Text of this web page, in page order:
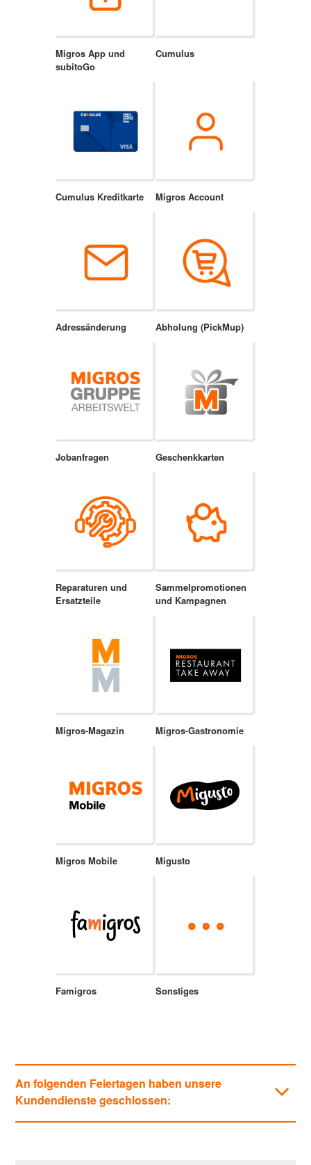
Migros App und
subitoGo
Cumulus
Cumulus Kreditkarte Migros Account
Adressänderung Abholung (PickMup)
Jobanfragen Geschenkkarten
Reparaturen und
Ersatzteile
Sammelpromotionen
und Kampagnen
Migros-Magazin Migros-Gastronomie
Migros Mobile Migusto
Famigros Sonstiges
An folgenden Feiertagen haben unsere
Kundendienste geschlossen: